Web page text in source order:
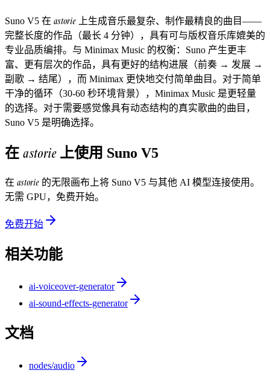
Suno V5 在 astorie 上生成音乐最复杂、制作最精良的曲目——
完整长度的作品（最长 4 分钟），具有可与版权音乐库媲美的
专业品质编排。与 Minimax Music 的权衡：Suno 产生更丰
富、更有层次的作品，具有更好的结构进展（前奏 → 发展 →
副歌 → 结尾），而 Minimax 更快地交付简单曲目。对于简单
干净的循环（30-60 秒环境背景），Minimax Music 是更轻量
的选择。对于需要感觉像具有动态结构的真实歌曲的曲目，
Suno V5 是明确选择。
在 astorie上使用 Suno V5
在 astorie 的无限画布上将 Suno V5 与其他 AI 模型连接使用。
无需 GPU，免费开始。
免费开始
相关功能
ai-voiceover-generator
ai-sound-effects-generator
文档
nodes/audio